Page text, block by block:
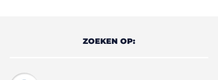
ZOEKEN OP: